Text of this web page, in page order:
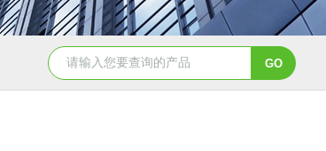
WGT-S透光率雾度仪 T32775农药分散性测定仪